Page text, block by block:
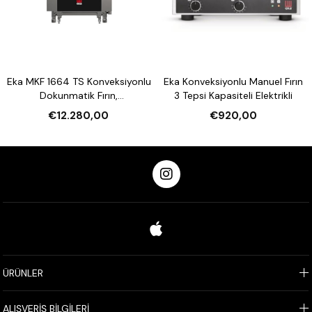
Eka MKF 1664 TS Konveksiyonlu
Dokunmatik Fırın,
Nemlendirmeli 16 Tepsi
Kapasiteli Elektrikli
€12.280,00
Eka Konveksiyonlu Manuel Fırın
3 Tepsi Kapasiteli Elektrikli
€920,00
ÜRÜNLER
ALIŞVERİŞ BİLGİLERİ